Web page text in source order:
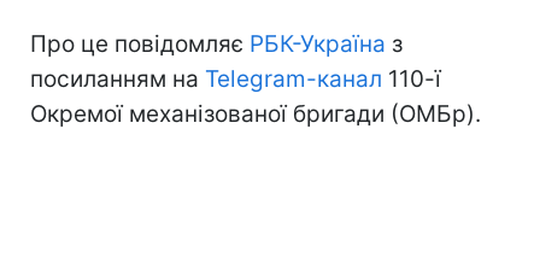
Про це повідомляє РБК-Україна з
посиланням на Telegram-канал 110-ї
Окремої механізованої бригади (ОМБр).